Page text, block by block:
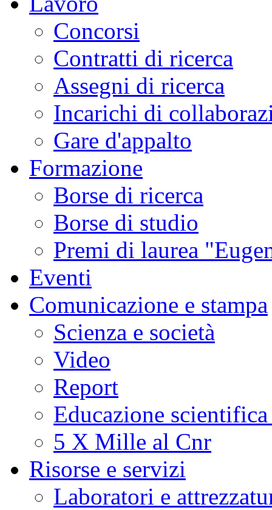
Concorsi
Contratti di ricerca
Assegni di ricerca
Incarichi di
Gare d'appalto
Formazione
Borse di ricerca
Borse di studio
Premi di laurea
Eventi
Comunicazione e stampa
Scienza e società
Video
Report
Educazione
5 X Mille al Cnr
Risorse e servizi
Laboratori e